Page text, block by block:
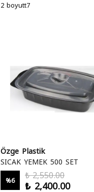
2 boyutt7
Özge Plastik
SICAK YEMEK 500 SET
%6
₺ 2,550.00
₺ 2,400.00